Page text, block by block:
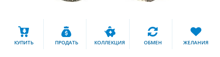
КУПИТЬ ПРОДАТЬ КОЛЛЕКЦИЯ ОБМЕН ЖЕЛАНИЯ